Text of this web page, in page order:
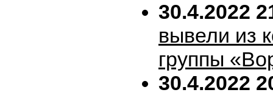
30.4.2022
вывели из
группы
30.4.2022